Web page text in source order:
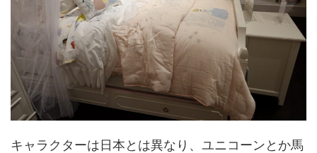
キャラクターは日本とは異なり、ユニコーンとか馬